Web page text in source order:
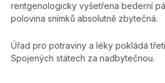
rentgenologicky vyšetřena bederní
polovina snímků absolutně zbytečná.
Úřad pro potraviny a léky pokládá
Spojených státech za nadbytečnou.